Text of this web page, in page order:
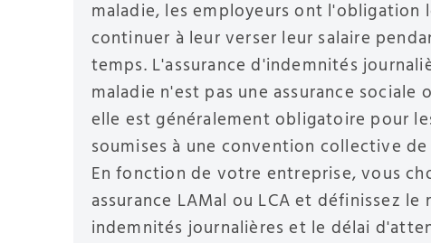
maladie, les employeurs ont l'obligation
continuer à leur verser leur salaire
temps. L'assurance d'indemnités
maladie n'est pas une assurance sociale
elle est généralement obligatoire pour
soumises à une convention collective
En fonction de votre entreprise, vous
assurance LAMal ou LCA et définissez
indemnités journalières et le délai